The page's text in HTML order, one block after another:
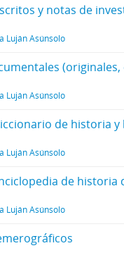
y notas de
Luján Asúnsolo
Luján Asúnsolo
Luján Asúnsolo
Luján Asúnsolo